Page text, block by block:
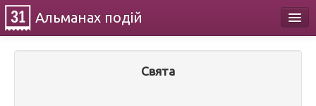
Альманах подій
Свята